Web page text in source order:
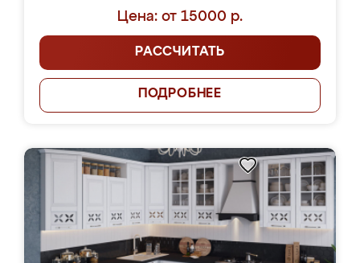
Цена: от 15000 р.
РАССЧИТАТЬ
ПОДРОБНЕЕ